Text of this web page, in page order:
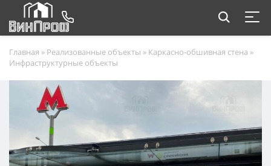
Главная » Реализованные объекты » Каркасно-обшивная стена »
Инфраструктурные объекты